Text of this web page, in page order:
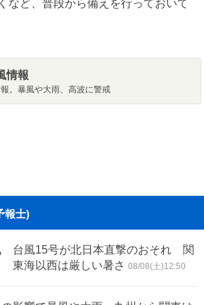
など、普段から備えを行っておいて
情報
。暴風や大雨、高波に警戒
報士)
台風15号が北日本直撃のおそれ 関
東海以西は厳しい暑さ 08/08(土)12:50